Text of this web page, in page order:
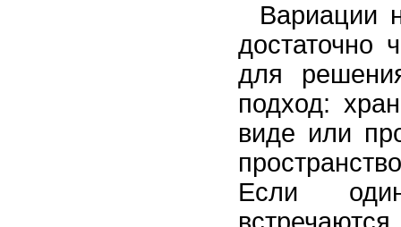
Вариации
достаточно
для
подход:
виде или
Если